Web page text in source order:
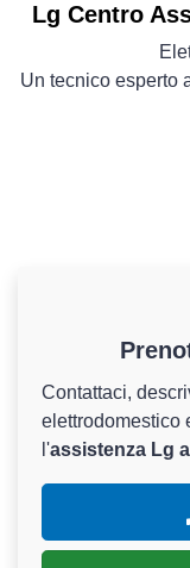
Lg Centro
Un tecnico esperto
Contattaci,
elettrodomestico
l'assistenza Lg